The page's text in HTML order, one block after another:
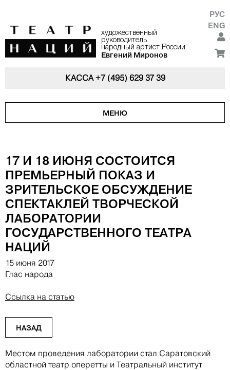
художественный
руководитель
народный артист России
Евгений Миронов
РУС
ENG
КАССА+7 (495) 629 37 39
МЕНЮ
17 И 18 ИЮНЯ СОСТОИТСЯ
ПРЕМЬЕРНЫЙ ПОКАЗ И
ЗРИТЕЛЬСКОЕ ОБСУЖДЕНИЕ
СПЕКТАКЛЕЙ ТВОРЧЕСКОЙ
ЛАБОРАТОРИИ
ГОСУДАРСТВЕННОГО ТЕАТРА
НАЦИЙ
15 июня 2017
Глас народа
Ссылка на статью
НАЗАД
Местом проведения лаборатории стал Саратовский
областной театр оперетты и Театральный институт